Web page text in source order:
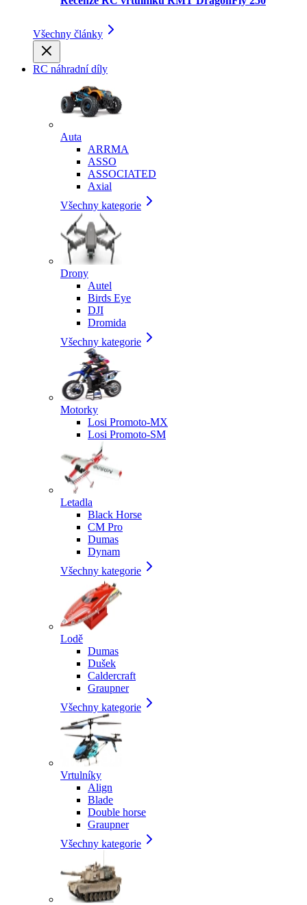
Všechny články
RC náhradní díly
Auta
ARRMA
ASSO
ASSOCIATED
Axial
Všechny kategorie
Drony
Autel
Birds Eye
DJI
Dromida
Všechny kategorie
Motorky
Losi Promoto-MX
Losi Promoto-SM
Letadla
Black Horse
CM Pro
Dumas
Dynam
Všechny kategorie
Lodě
Dumas
Dušek
Caldercraft
Graupner
Všechny kategorie
Vrtulníky
Align
Blade
Double horse
Graupner
Všechny kategorie